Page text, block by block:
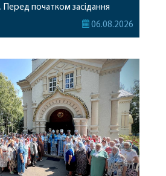
Перед початком засідання
Ради від імені членів Ради
здоров’я, Божої
радості та
у подальшому
служінні. […]
06.08.2026